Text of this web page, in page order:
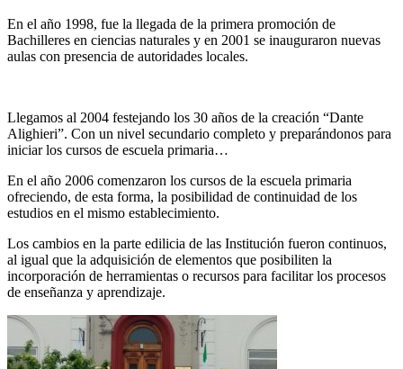
En el año 1998, fue la llegada de la primera promoción de
Bachilleres en ciencias naturales y en 2001 se inauguraron nuevas
aulas con presencia de autoridades locales.
Llegamos al 2004 festejando los 30 años de la creación “Dante
Alighieri”. Con un nivel secundario completo y preparándonos para
iniciar los cursos de escuela primaria…
En el año 2006 comenzaron los cursos de la escuela primaria
ofreciendo, de esta forma, la posibilidad de continuidad de los
estudios en el mismo establecimiento.
Los cambios en la parte edilicia de las Institución fueron continuos,
al igual que la adquisición de elementos que posibiliten la
incorporación de herramientas o recursos para facilitar los procesos
de enseñanza y aprendizaje.